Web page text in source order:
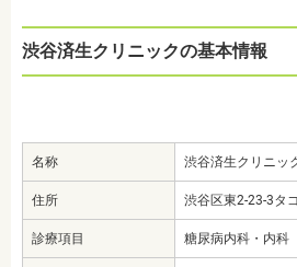
渋谷済生クリニックの基本情報
名称 渋谷済生クリニッ
住所 渋谷区東2-23-3タ
診療項目 糖尿病内科・内科